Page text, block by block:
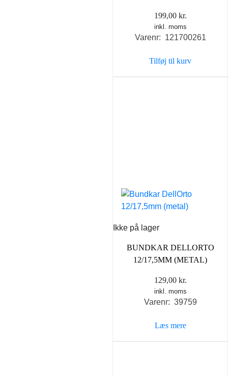
199,00 kr.
inkl. moms
Varenr: 121700261
Tilføj til kurv
Ikke på lager
BUNDKAR DELLORTO
12/17,5MM (METAL)
129,00 kr.
inkl. moms
Varenr: 39759
Læs mere